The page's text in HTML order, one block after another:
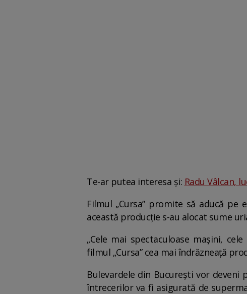
Te-ar putea interesa și: Radu Vâlcan,
Filmul „Cursa” promite să aducă pe
această producție s-au alocat sume
„Cele mai spectaculoase mașini,
filmul „Cursa” cea mai îndrăzneață
Bulevardele din București vor deveni
întrecerilor va fi asigurată de